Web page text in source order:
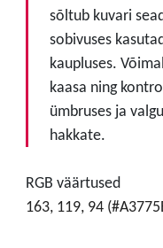
sõltub kuvari
sobivuses
kaupluses.
kaasa ning
ümbruses ja
hakkate.
RGB väärtused
163, 119, 94